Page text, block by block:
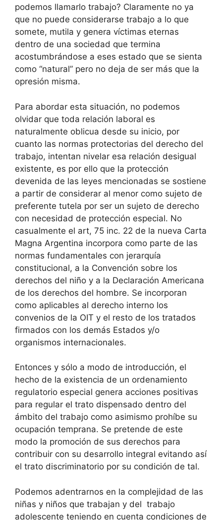
podemos llamarlo trabajo? Claramente no ya
que no puede considerarse trabajo a lo que
somete, mutila y genera víctimas eternas
dentro de una sociedad que termina
acostumbrándose a eses estado que se sienta
como “natural” pero no deja de ser más que la
opresión misma.
Para abordar esta situación, no podemos
olvidar que toda relación laboral es
naturalmente oblicua desde su inicio, por
cuanto las normas protectorias del derecho del
trabajo, intentan nivelar esa relación desigual
existente, es por ello que la protección
devenida de las leyes mencionadas se sostiene
a partir de considerar al menor como sujeto de
preferente tutela por ser un sujeto de derecho
con necesidad de protección especial. No
casualmente el art, 75 inc. 22 de la nueva Carta
Magna Argentina incorpora como parte de las
normas fundamentales con jerarquía
constitucional, a la Convención sobre los
derechos del niño y a la Declaración Americana
de los derechos del hombre. Se incorporan
como aplicables al derecho interno los
convenios de la OIT y el resto de los tratados
firmados con los demás Estados y/o
organismos internacionales.
Entonces y sólo a modo de introducción, el
hecho de la existencia de un ordenamiento
regulatorio especial genera acciones positivas
para regular el trato dispensado dentro del
ámbito del trabajo como asimismo prohíbe su
ocupación temprana. Se pretende de este
modo la promoción de sus derechos para
contribuir con su desarrollo integral evitando así
el trato discriminatorio por su condición de tal.
Podemos adentrarnos en la complejidad de las
niñas y niños que trabajan y del trabajo
adolescente teniendo en cuenta condiciones de